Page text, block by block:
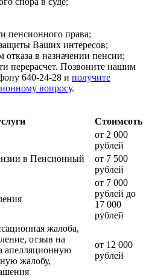
пенсионного права;
Ваших интересов;
отказа в назначении пенсии;
перерасчет. Позвоните нашим
640-24-28 и получите
вопросу.
Стоимсоть
от 2 000
рублей
в Пенсионный
от 7 500
рублей
от 7 000
рублей до
17 000
рублей
жалоба,
отзыв на
апелляционную
жалобу,
от 12 000
рублей